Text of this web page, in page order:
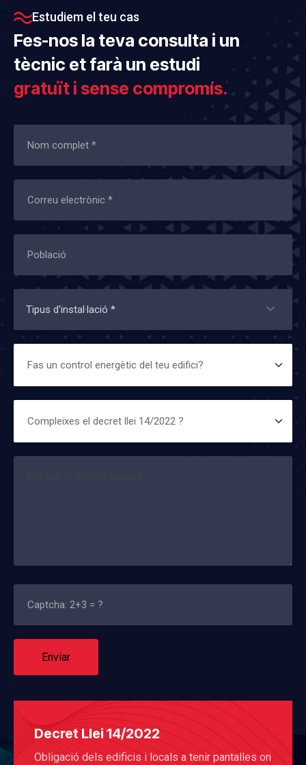
Estudiem el teu cas
Fes-nos la teva consulta i un
tècnic et farà un estudi
gratuït i sense compromís.
Tipus d'instal·lació *
Decret Llei 14/2022
Obligació dels edificis i locals a tenir pantalles on